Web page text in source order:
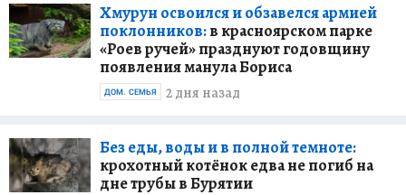
Хмурун освоился и обзавелся армией
поклонников:в красноярском парке
«Роев ручей» празднуют годовщину
появления манула Бориса
2 дня назад
ДОМ. СЕМЬЯ
Без еды, воды и в полной темноте:
крохотный котёнок едва не погиб на
дне трубы в Бурятии